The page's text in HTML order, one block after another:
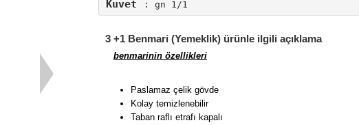
Kuvet : gn 1/1
3 +1 Benmari (Yemeklik) ürünle ilgili açıklama
benmarinin özellikleri
Paslamaz çelik gövde
Kolay temizlenebilir
Taban raflı etrafı kapalı